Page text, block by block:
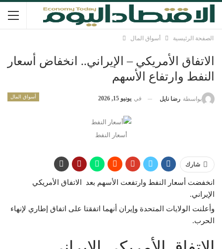
الصفحة الرئيسية أسواق المال
الاتفاق الأمريكي – الإيراني.. انخفاض أسعار
النفط وارتفاع الأسهم
أسواق المال بواسطة رضا نايل في يونيو 15, 2026
أسعار النفط
شارك
انخفضت أسعار النفط وارتفعت الأسهم بعد الاتفاق الأمريكي
الإيراني.
وأعلنت الولايات المتحدة وإيران أنهما اتفقتا على اتفاق إطاري لإنهاء
الحرب.